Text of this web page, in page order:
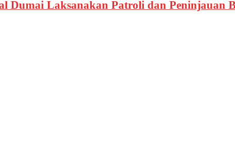
Dumai Laksanakan Patroli dan Peninjauan